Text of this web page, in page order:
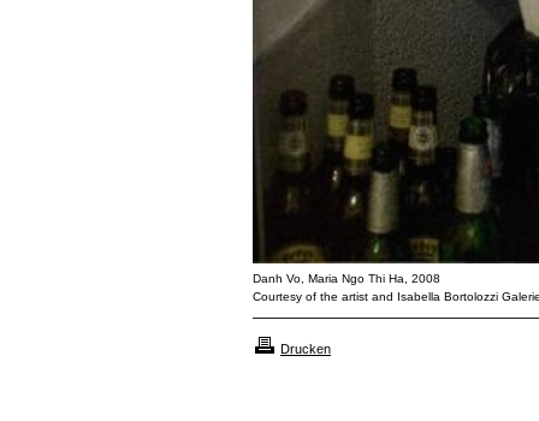
Danh Vo, Maria Ngo Thi Ha, 2008
Courtesy of the artist and Isabella Bortolozzi
Drucken